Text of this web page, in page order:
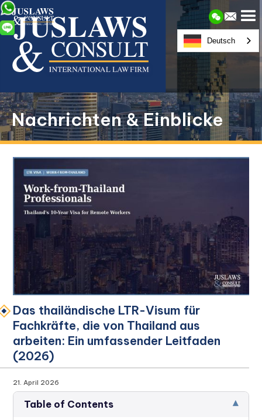
Nachrichten & Einblicke
Das thailändische LTR-Visum für
Fachkräfte, die von Thailand aus
arbeiten: Ein umfassender Leitfaden
(2026)
21. April 2026
Table of Contents ▾
Deutsch